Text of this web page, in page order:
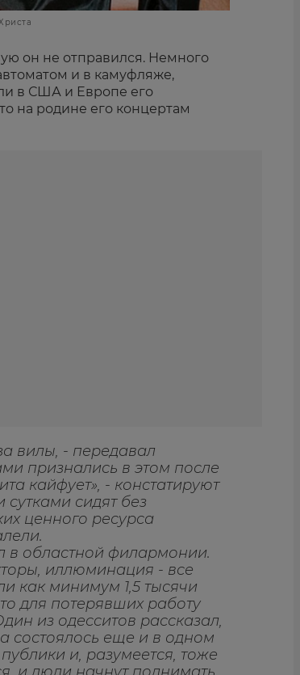
он не отправился. Немного
и в камуфляже,
в США и Европе его
на родине его концертам
вилы, - передавал
признались в этом после
кайфует», - констатируют
сидят без
ценного ресурса
в областной филармонии.
иллюминация - все
как минимум 1,5 тысячи
для потерявших работу
из одесситов рассказал,
состоялось еще и в одном
и, разумеется, тоже